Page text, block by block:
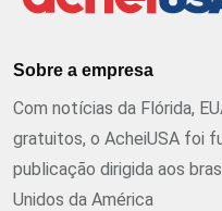
Sobre a empresa
Com notícias da Flórida,
gratuitos, o AcheiUSA foi
publicação dirigida aos
Unidos da América